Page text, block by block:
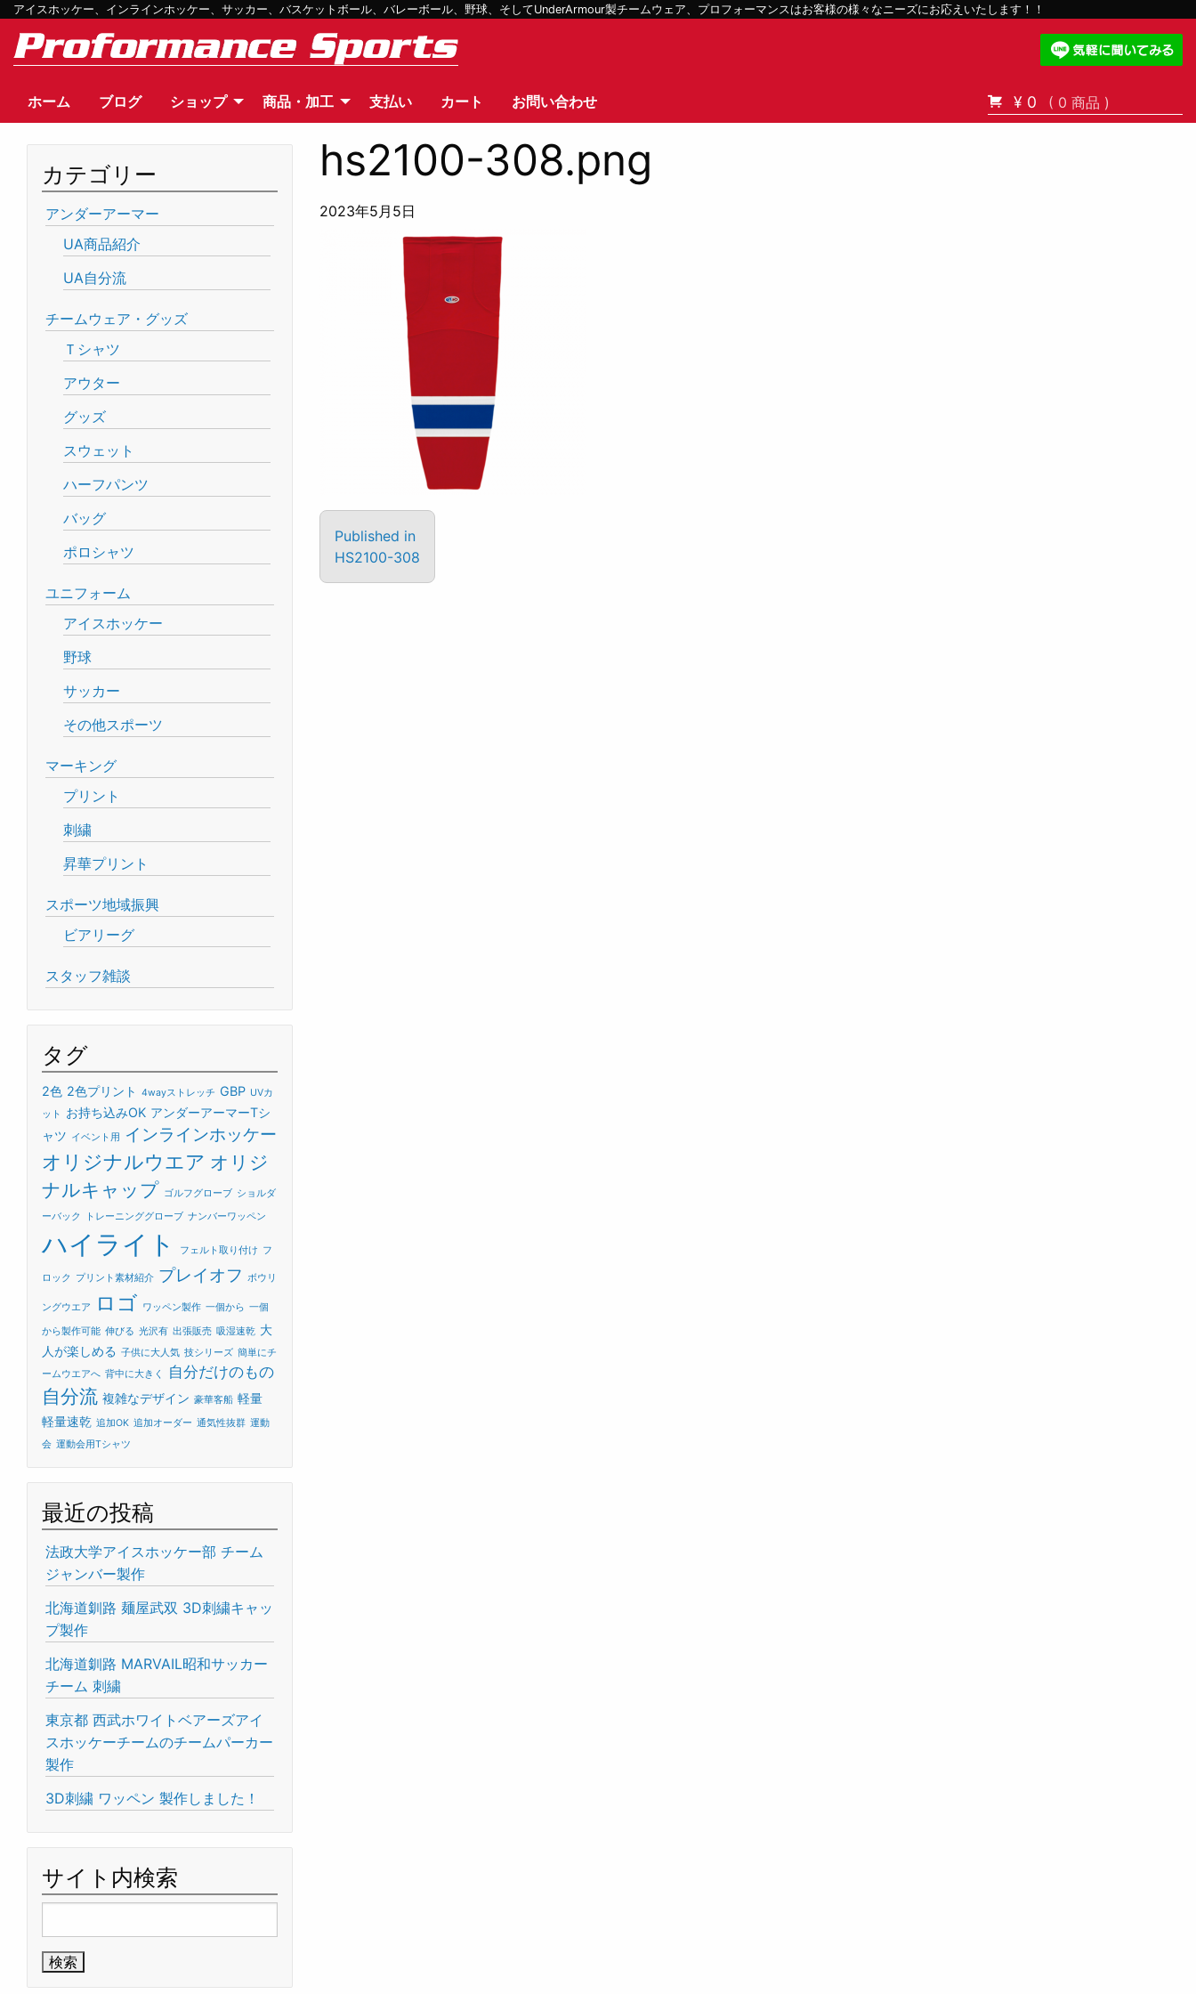
アイスホッケー、インラインホッケー、サッカー、バスケットボール、バレーボール、野球、そしてUnderArmour製チームウェア、プロフォーマンスはお客様の様々なニーズにお応えいたします！！
ホーム ブログ ショップ 商品・加工 支払い カート お問い合わせ ¥ 0 ( 0 商品 )
hs2100-308.png
2023年5月5日
Published in
HS2100-308
カテゴリー
アンダーアーマー
UA商品紹介
UA自分流
チームウェア・グッズ
Ｔシャツ
アウター
グッズ
スウェット
ハーフパンツ
バッグ
ポロシャツ
ユニフォーム
アイスホッケー
野球
サッカー
その他スポーツ
マーキング
プリント
刺繍
昇華プリント
スポーツ地域振興
ビアリーグ
スタッフ雑談
タグ
2色 2色プリント 4wayストレッチ GBP UVカ
ット
お持ち込みOK アンダーアーマーTシ
ャツ イベント用 インラインホッケー
オリジナルウエア オリジ
ナルキャップ ゴルフグローブ ショルダ
ーバック
トレーニンググローブ ナンバーワッペン
ハイライト フェルト取り付け フ
ロック プリント素材紹介 プレイオフ ボウリ
ングウエア ロゴ ワッペン製作 一個から 一個
から製作可能 伸びる 光沢有 出張販売 吸湿速乾 大
人が楽しめる 子供に大人気 技シリーズ 簡単にチ
ームウエアへ 背中に大きく 自分だけのもの
自分流 複雑なデザイン 豪華客船 軽量
軽量速乾 追加OK 追加オーダー 通気性抜群 運動
会 運動会用Tシャツ
最近の投稿
法政大学アイスホッケー部 チーム
ジャンバー製作
北海道釧路 麺屋武双 3D刺繍キャッ
プ製作
北海道釧路 MARVAIL昭和サッカー
チーム 刺繍
東京都 西武ホワイトベアーズアイ
スホッケーチームのチームパーカー
製作
3D刺繍 ワッペン 製作しました！
サイト内検索
索: